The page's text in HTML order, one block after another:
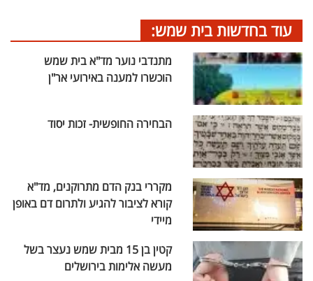
עוד בחדשות בית שמש:
מתנדבי נוער מד"א בית שמש
הוכשרו למענה באירועי אר"ן
הבחירה החופשית- זכות יסוד
מקררי בנק הדם מתרוקנים, מד"א
קורא לציבור להגיע ולתרום דם באופן
מיידי
קטין בן 15 מבית שמש נעצר בשל
מעשה אלימות בירושלים